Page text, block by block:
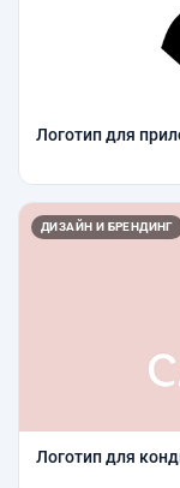
Логотип для
ДИЗАЙН И БРЕНДИНГ
Логотип для